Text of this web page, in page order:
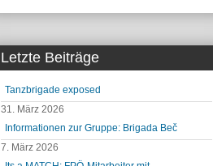
Letzte Beiträge
Tanzbrigade exposed
31. März 2026
Informationen zur Gruppe: Brigada Beč
7. März 2026